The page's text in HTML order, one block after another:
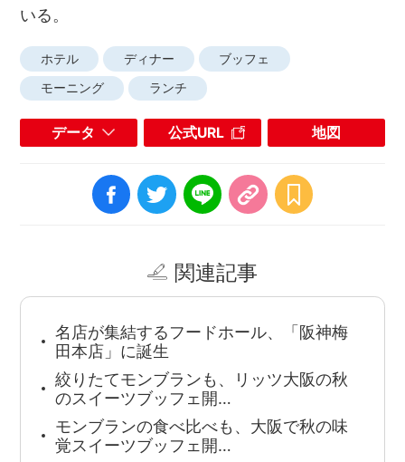
いる。
ホテル ディナー
ブッフェ
モーニング
ランチ
データ 公式URL 地図
関連記事
名店が集結するフードホール、「阪神梅
田本店」に誕生
絞りたてモンブランも、リッツ大阪の秋
のスイーツブッフェ開…
モンブランの食べ比べも、大阪で秋の味
覚スイーツブッフェ開…